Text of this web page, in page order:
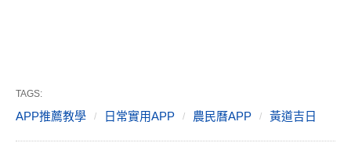
TAGS:
APP推薦教學 日常實用APP 農民曆APP 黃道吉日